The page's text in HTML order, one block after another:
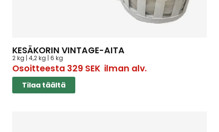
KESÄKORIN VINTAGE-AITA
2 kg | 4,2 kg | 6 kg
Osoitteesta 329 SEKilman alv.
Tilaa täältä